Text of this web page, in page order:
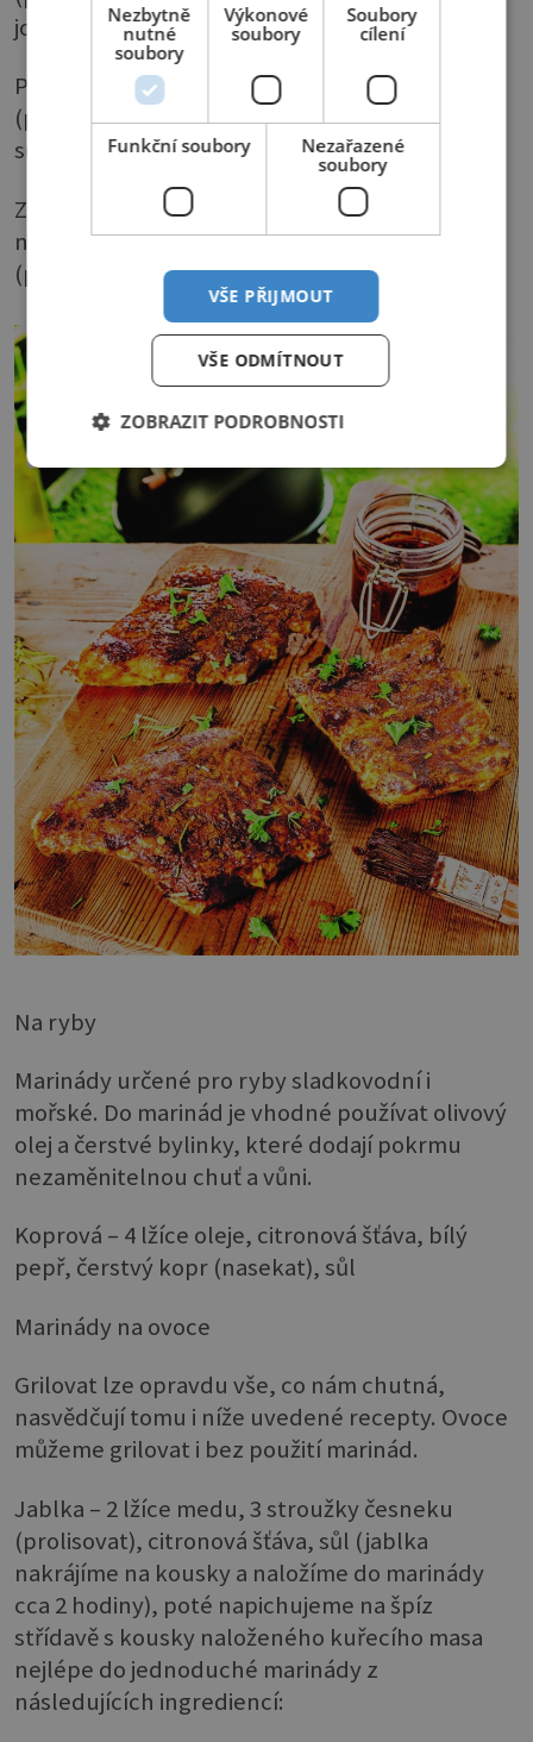
jogurt
Pepřová – 5 lžic oleje, 4 stroužky česneku
(prolisovat), nahrubo namletý barevný pepř,
sůl
Z jablíček a česneku – 2 velká jablka (oloupat a
najemno nastrouhat), 4 stroužky česneku
(prolisovat), 2 lžíce oleje
Na ryby
Marinády určené pro ryby sladkovodní i
mořské. Do marinád je vhodné používat olivový
olej a čerstvé bylinky, které dodají pokrmu
nezaměnitelnou chuť a vůni.
Koprová – 4 lžíce oleje, citronová šťáva, bílý
pepř, čerstvý kopr (nasekat), sůl
Marinády na ovoce
Grilovat lze opravdu vše, co nám chutná,
nasvědčují tomu i níže uvedené recepty. Ovoce
můžeme grilovat i bez použití marinád.
Jablka – 2 lžíce medu, 3 stroužky česneku
(prolisovat), citronová šťáva, sůl (jablka
nakrájíme na kousky a naložíme do marinády
cca 2 hodiny), poté napichujeme na špíz
střídavě s kousky naloženého kuřecího masa
nejlépe do jednoduché marinády z
následujících ingrediencí:
Nezbytně
nutné
soubory
Výkonové
soubory
Soubory
cílení
Funkční soubory
Nezařazené
soubory
VŠE PŘIJMOUT
VŠE ODMÍTNOUT
ZOBRAZIT PODROBNOSTI